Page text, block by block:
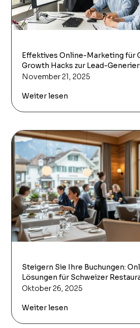
Effektives Online-Marketing für
Growth Hacks zur Lead-
November 21, 2025
Weiter lesen
Steigern Sie Ihre Buchungen:
Lösungen für Schweizer
Oktober 26, 2025
Weiter lesen